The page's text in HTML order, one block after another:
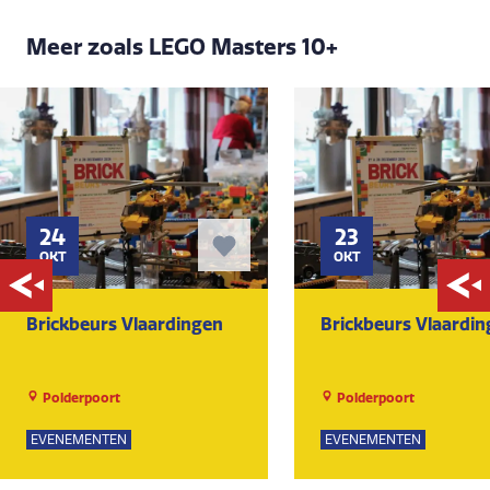
Meer zoals LEGO Masters 10+
24
OKT
Brickbeurs Vlaardingen
Polderpoort
EVENEMENTEN
23
OKT
Brickbeurs
Polderpoort
EVENEMENTEN